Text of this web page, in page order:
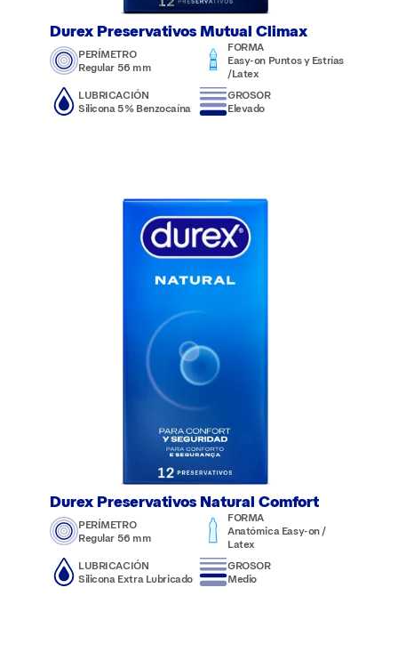
Durex Preservativos Mutual Climax
PERÍMETRO
Regular 56 mm
FORMA
Easy-on Puntos y Estrías
/Latex
LUBRICACIÓN
Silicona 5% Benzocaína
GROSOR
Elevado
Durex Preservativos Natural Comfort
PERÍMETRO
Regular 56 mm
FORMA
Anatómica Easy-on /
Latex
LUBRICACIÓN
Silicona Extra Lubricado
GROSOR
Medio